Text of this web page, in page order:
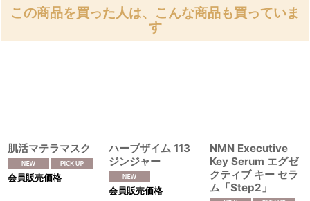
この商品を買った人は、こんな商品も買っていま
す
肌活マテラマスク
会員販売価格
ハーブザイム 113
ジンジャー
会員販売価格
NMN Executive
Key Serum エグゼ
クティブ キー セラ
ム「Step2」